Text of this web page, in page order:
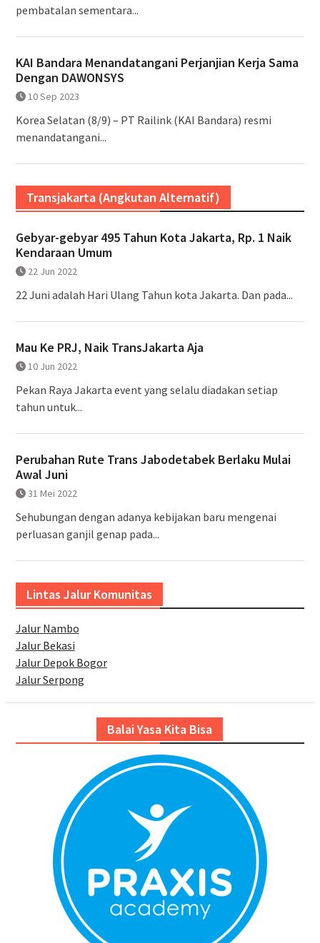
pembatalan sementara...
KAI Bandara Menandatangani Perjanjian Kerja Sama
Dengan DAWONSYS
10 Sep 2023
Korea Selatan (8/9) – PT Railink (KAI Bandara) resmi
menandatangani...
Transjakarta (Angkutan Alternatif)
Gebyar-gebyar 495 Tahun Kota Jakarta, Rp. 1 Naik
Kendaraan Umum
22 Jun 2022
22 Juni adalah Hari Ulang Tahun kota Jakarta. Dan pada...
Mau Ke PRJ, Naik TransJakarta Aja
10 Jun 2022
Pekan Raya Jakarta event yang selalu diadakan setiap
tahun untuk...
Perubahan Rute Trans Jabodetabek Berlaku Mulai
Awal Juni
31 Mei 2022
Sehubungan dengan adanya kebijakan baru mengenai
perluasan ganjil genap pada...
Lintas Jalur Komunitas
Jalur Nambo
Jalur Bekasi
Jalur Depok Bogor
Jalur Serpong
Balai Yasa Kita Bisa